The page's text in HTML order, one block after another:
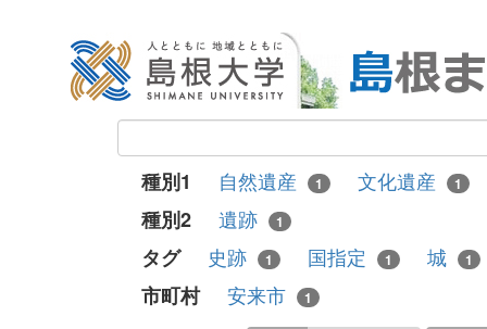
種別1 自然遺産 1 文化遺産 1
種別2 遺跡 1
タグ 史跡 1 国指定 1 城 1
市町村 安来市 1